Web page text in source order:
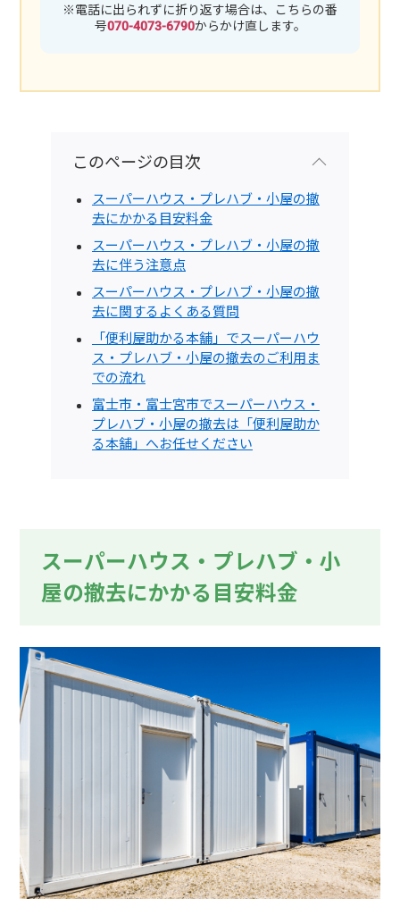
※電話に出られずに折り返す場合は、こちらの番
号070-4073-6790からかけ直します。
このページの目次
スーパーハウス・プレハブ・小屋の撤
去にかかる目安料金
スーパーハウス・プレハブ・小屋の撤
去に伴う注意点
スーパーハウス・プレハブ・小屋の撤
去に関するよくある質問
「便利屋助かる本舗」でスーパーハウ
ス・プレハブ・小屋の撤去のご利用ま
での流れ
富士市・富士宮市でスーパーハウス・
プレハブ・小屋の撤去は「便利屋助か
る本舗」へお任せください
スーパーハウス・プレハブ・小
屋の撤去にかかる目安料金